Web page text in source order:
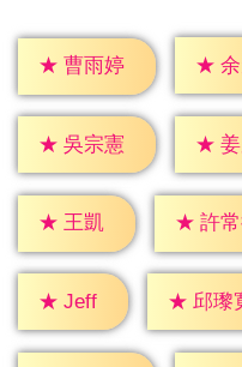
★ 曹雨婷 ★
★ 吳宗憲 ★
★ 王凱 ★ 許
★ Jeff ★ 邱瓈